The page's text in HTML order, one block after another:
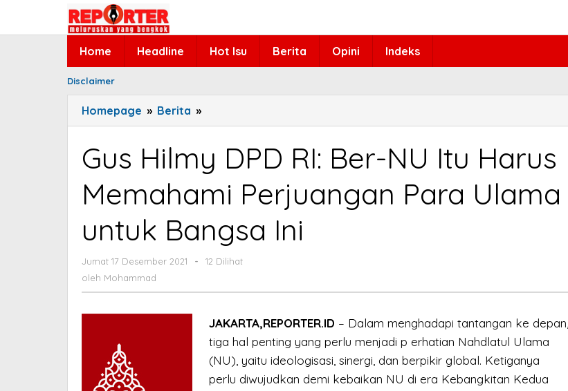
Home Headline Hot Isu Berita Opini Indeks
Disclaimer
Homepage » Berita »
Hilmy
RI:
Ber-
NU
Harus
Memahami
Perjuangan
Ulama
Bangsa
Ini
Gus Hilmy DPD RI: Ber-NU Itu Harus
Memahami Perjuangan Para Ulama
untuk Bangsa Ini
Jumat 17 Desember 2021
oleh
-
12 Dilihat
oleh Mohammad
JAKARTA,REPORTER.ID – Dalam menghadapi tantangan ke depan,
tiga hal penting yang perlu menjadi p erhatian Nahdlatul Ulama
(NU), yaitu ideologisasi, sinergi, dan berpikir global. Ketiganya
perlu diwujudkan demi kebaikan NU di era Kebangkitan Kedua